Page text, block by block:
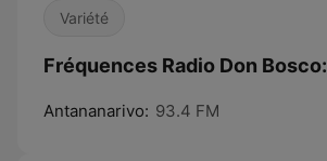
Variété
Fréquences Radio Don Bosco:
Antananarivo: 93.4 FM